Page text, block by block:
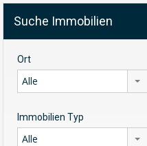
Suche Immobilien
Ort
Alle
Immobilien Typ
Alle